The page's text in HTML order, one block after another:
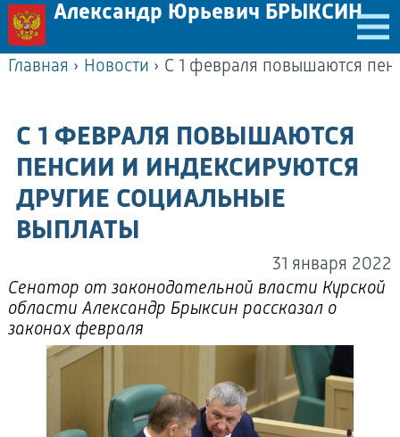
Александр Юрьевич БРЫКСИН
Главная › Новости ›
С 1 ФЕВРАЛЯ ПОВЫШАЮТСЯ
ПЕНСИИ И ИНДЕКСИРУЮТСЯ
ДРУГИЕ СОЦИАЛЬНЫЕ
ВЫПЛАТЫ
31 января 2022
Сенатор от законодательной власти Курской
области Александр Брыксин рассказал о
законах февраля